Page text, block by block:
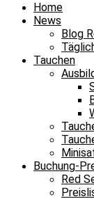
Home
News
Blog
Tauchen
Buchung-
Red